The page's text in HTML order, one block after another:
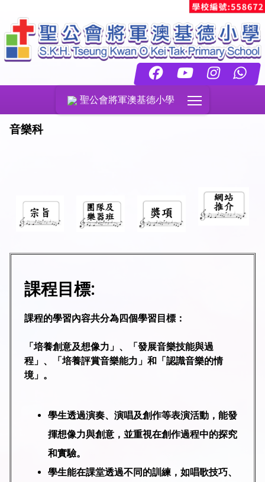
聖公會將軍澳基德小學
音樂科
課程目標:
課程的學習內容共分為四個學習目標：
「培養創意及想像力」、「發展音樂技能與過
程」、「培養評賞音樂能力」和「認識音樂的情
境」。
學生透過演奏、演唱及創作等表演活動，能發
揮想像力與創意，並重視在創作過程中的探究
和實驗。
學生能在課堂透過不同的訓練，如唱歌技巧、